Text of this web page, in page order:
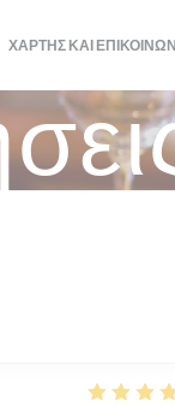
ΣΕ ΝΈΟ
ΣΕ ΝΈΟ
ΧΆΡΤΗΣ ΚΑΙ